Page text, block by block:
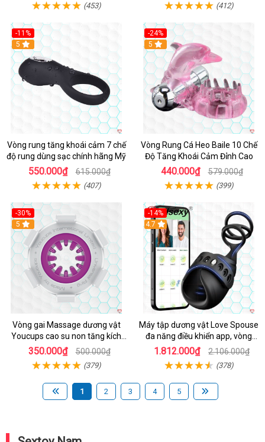
(453) (412)
-11%
5
Vòng rung tăng khoái cảm 7 chế
độ rung dùng sạc chính hãng Mỹ
550.000₫ 615.000₫
(407)
-24%
5
Vòng Rung Cá Heo Baile 10 Chế
Độ Tăng Khoái Cảm Đỉnh Cao
440.000₫ 579.000₫
(399)
-30%
5
Vòng gai Massage dương vật
Youcups cao su non tăng kích
thước
350.000₫ 500.000₫
(379)
-14%
4.7
Máy tập dương vật Love Spouse
đa năng điều khiển app, vòng
đeo siêu tiện
1.812.000₫ 2.106.000₫
(378)
1 2 3 4 5